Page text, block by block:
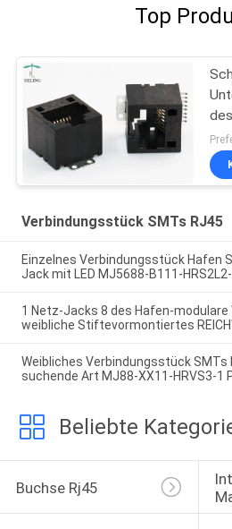
Top
Verbindungsstück SMTs RJ45
Einzelnes Verbindungsstück Hafen
Jack mit LED MJ5688-B111-
1 Netz-Jacks 8 des Hafen-
weibliche Stiftevormontiertes
Weibliches Verbindungsstück SMTs
suchende Art MJ88-XX11-HRVS3-1
Beliebte
Buchse Rj45